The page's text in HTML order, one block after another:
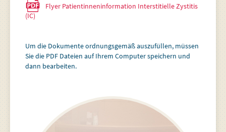
Flyer Patientinneninformation Interstitielle Zystitis
(IC)
Um die Dokumente ordnungsgemäß auszufüllen, müssen
Sie die PDF Dateien auf Ihrem Computer speichern und
dann bearbeiten.